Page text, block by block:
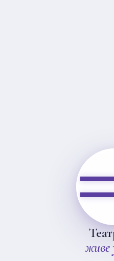
живе